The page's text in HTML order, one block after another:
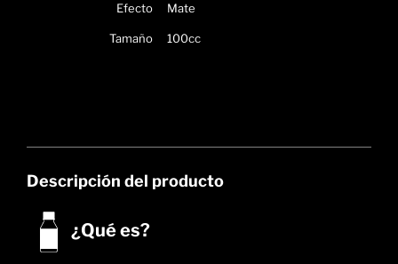
Efecto Mate
Tamaño 100cc
Descripción del producto
¿Qué es?